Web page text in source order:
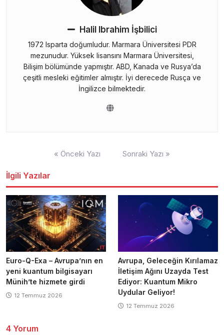
Halil Ibrahim İşbilici
1972 Isparta doğumludur. Marmara Üniversitesi PDR
mezunudur. Yüksek lisansını Marmara Üniversitesi,
Bilişim bölümünde yapmıştır. ABD, Kanada ve Rusya’da
çeşitli mesleki eğitimler almıştır. İyi derecede Rusça ve
İngilizce bilmektedir.
« Önceki Yazı Sonraki Yazı »
İlgili Yazılar
Euro-Q-Exa – Avrupa’nın en
yeni kuantum bilgisayarı
Münih’te hizmete girdi
12 Temmuz 2026
Avrupa, Geleceğin Kırılamaz
İletişim Ağını Uzayda Test
Ediyor: Kuantum Mikro
Uydular Geliyor!
12 Temmuz 2026
4 Yorum